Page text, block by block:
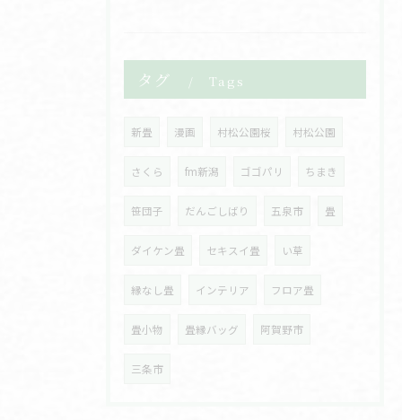
タグ Tags
新畳 漫画 村松公園桜 村松公園
さくら fm新潟 ゴゴパリ ちまき
笹団子 だんごしばり 五泉市 畳
ダイケン畳 セキスイ畳 い草
縁なし畳 インテリア フロア畳
畳小物 畳縁バッグ 阿賀野市
三条市